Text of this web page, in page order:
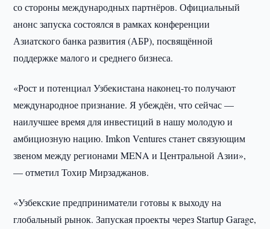
со стороны международных партнёров. Официальный
анонс запуска состоялся в рамках конференции
Азиатского банка развития (АБР), посвящённой
поддержке малого и среднего бизнеса.
«Рост и потенциал Узбекистана наконец-то получают
международное признание. Я убеждён, что сейчас —
наилучшее время для инвестиций в нашу молодую и
амбициозную нацию. Imkon Ventures станет связующим
звеном между регионами MENA и Центральной Азии»,
— отметил Тохир Мирзаджанов.
«Узбекские предприниматели готовы к выходу на
глобальный рынок. Запуская проекты через Startup Garage,